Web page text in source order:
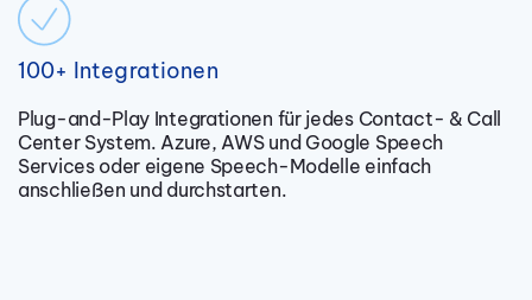
100+ Integrationen
Plug-and-Play Integrationen für jedes Contact- & Call
Center System. Azure, AWS und Google Speech
Services oder eigene Speech-Modelle einfach
anschließen und durchstarten.